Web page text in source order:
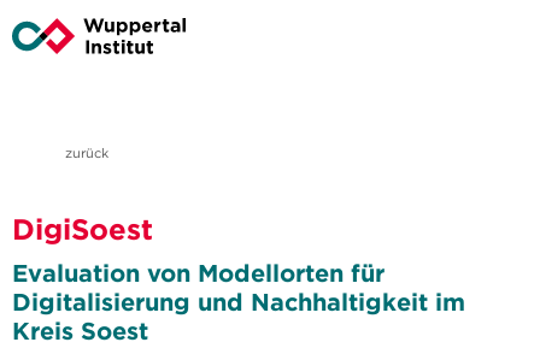
zurück
DigiSoest
Evaluation von Modellorten für
Digitalisierung und Nachhaltigkeit im
Kreis Soest